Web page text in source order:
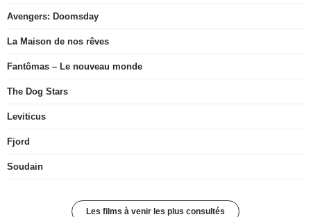
Avengers: Doomsday
La Maison de nos rêves
Fantômas – Le nouveau monde
The Dog Stars
Leviticus
Fjord
Soudain
Les films à venir les plus consultés